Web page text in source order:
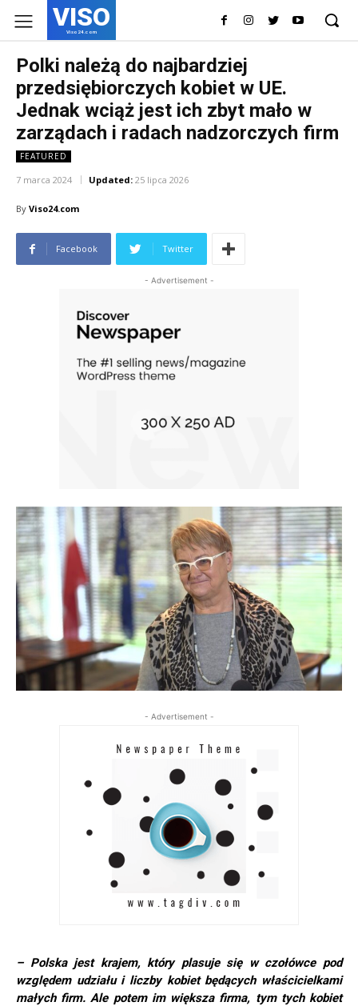
VISO
Viso24.com
Polki należą do najbardziej
przedsiębiorczych kobiet w UE.
Jednak wciąż jest ich zbyt mało w
zarządach i radach nadzorczych firm
FEATURED
7 marca 2024 Updated: 25 lipca 2026
By Viso24.com
Facebook Twitter
- Advertisement -
- Advertisement -
– Polska jest krajem, który plasuje się w czołówce pod
względem udziału i liczby kobiet będących właścicielkami
małych firm. Ale potem im większa firma, tym tych kobiet